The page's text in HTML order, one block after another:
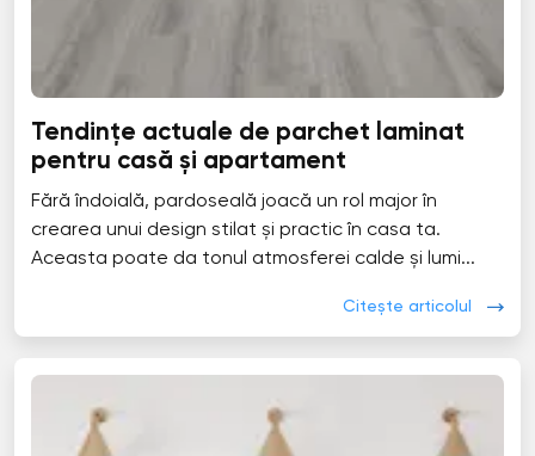
Tendințe actuale de parchet laminat
pentru casă și apartament
Fără îndoială, pardoseală joacă un rol major în
crearea unui design stilat și practic în casa ta.
Aceasta poate da tonul atmosferei calde și lumi...
Citește articolul